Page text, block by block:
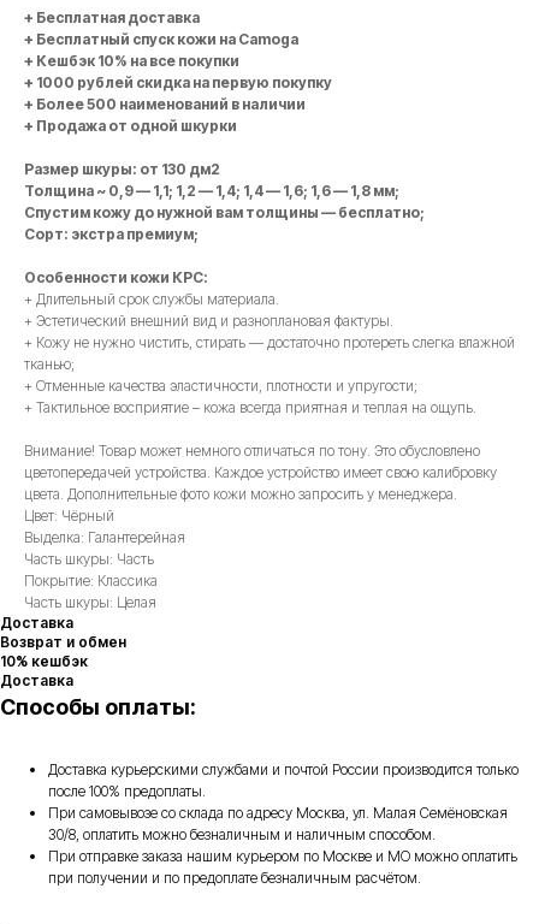
+ Бесплатная доставка
+ Бесплатный спуск кожи на Camoga
+ Кешбэк 10% на все покупки
+ 1000 рублей скидка на первую покупку
+ Более 500 наименований в наличии
+ Продажа от одной шкурки
Размер шкуры: от 130 дм2
Толщина ~ 0,9 — 1,1; 1,2 — 1,4; 1,4 — 1,6; 1,6 — 1,8 мм;
Спустим кожу до нужной вам толщины — бесплатно;
Сорт: экстра премиум;
Особенности кожи КРС:
+ Длительный срок службы материала.
+ Эстетический внешний вид и разноплановая фактуры.
+ Кожу не нужно чистить, стирать — достаточно протереть слегка влажной
тканью;
+ Отменные качества эластичности, плотности и упругости;
+ Тактильное восприятие – кожа всегда приятная и теплая на ощупь.
Внимание! Товар может немного отличаться по тону. Это обусловлено
цветопередачей устройства. Каждое устройство имеет свою калибровку
цвета. Дополнительные фото кожи можно запросить у менеджера.
Цвет: Чёрный
Выделка: Галантерейная
Часть шкуры: Часть
Покрытие: Классика
Часть шкуры: Целая
Доставка
Возврат и обмен
10% кешбэк
Доставка
Способы оплаты:
Доставка курьерскими службами и почтой России производится только
после 100% предоплаты.
При самовывозе со склада по адресу Москва, ул. Малая Семёновская
30/8, оплатить можно безналичным и наличным способом.
При отправке заказа нашим курьером по Москве и МО можно оплатить
при получении и по предоплате безналичным расчётом.